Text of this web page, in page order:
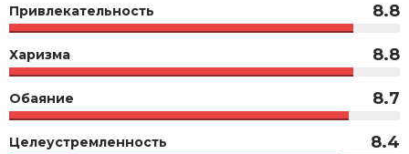
Привлекательность 8.8
Харизма 8.8
Обаяние 8.7
Целеустремленность 8.4